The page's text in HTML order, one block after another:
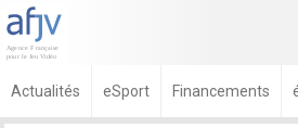
Actualités eSport Financements